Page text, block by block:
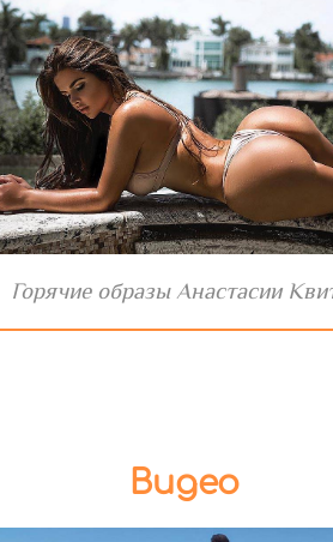
Горячие образы Анастасии
Видео